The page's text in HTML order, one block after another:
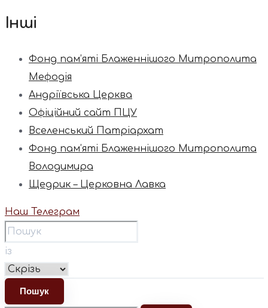
Інші
Фонд пам’яті Блаженнішого Митрополита
Мефодія
Андріївська Церква
Офіційний сайт ПЦУ
Вселенський Патріархат
Фонд пам’яті Блаженнішого Митрополита
Володимира
Щедрик – Церковна Лавка
Наш Телеграм
із